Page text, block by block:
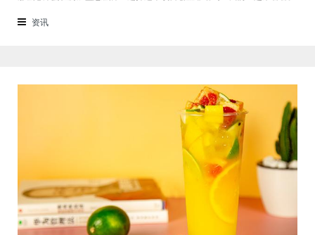
要不就是流行可颂，怎么还会有加盟商去加盟传统烘焙店呢？这您就有所不
资讯